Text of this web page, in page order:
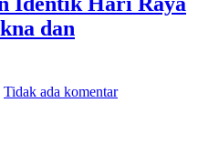
dan
Tidak ada komentar